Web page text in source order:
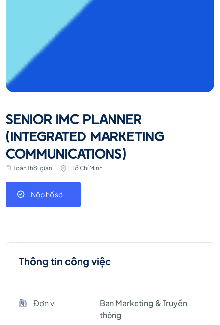
SENIOR IMC PLANNER
(INTEGRATED MARKETING
COMMUNICATIONS)
Toàn thời gian Hồ Chí Minh
Nộp hồ sơ
Thông tin công việc
Đơn vị
Ban Marketing & Truyền
thông